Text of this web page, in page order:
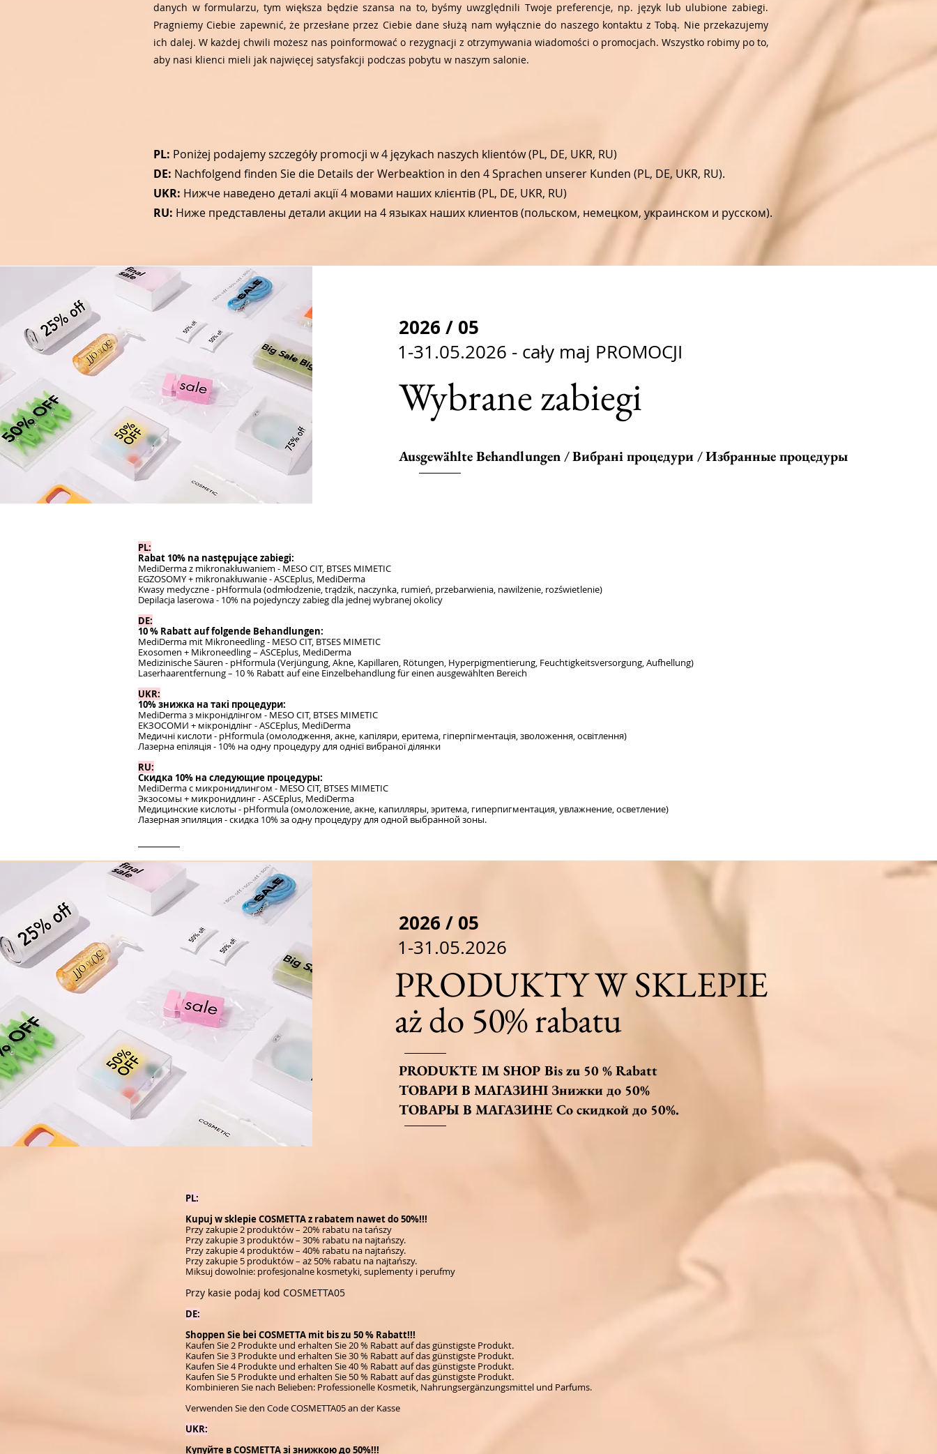
danych w formularzu, tym większa będzie szansa na to, byśmy uwzględnili Twoje preferencje, np. język lub ulubione zabiegi.
Pragniemy Ciebie zapewnić, że przesłane przez Ciebie dane służą nam wyłącznie do naszego kontaktu z Tobą. Nie przekazujemy
ich dalej. W każdej chwili możesz nas poinformować o rezygnacji z otrzymywania wiadomości o promocjach. Wszystko robimy po to,
aby nasi klienci mieli jak najwięcej satysfakcji podczas pobytu w naszym salonie.
PL: Poniżej podajemy szczegóły promocji w 4 językach naszych klientów (PL, DE, UKR, RU)
DE: Nachfolgend finden Sie die Details der Werbeaktion in den 4 Sprachen unserer Kunden (PL, DE, UKR, RU).
UKR: Нижче наведено деталі акції 4 мовами наших клієнтів (PL, DE, UKR, RU)
RU: Ниже представлены ​​детали акции на 4 языках наших клиентов (польском, немецком, украинском и русском).
2026 / 05
1-31.05.2026 - cały maj PROMOCJI
Wybrane zabiegi
Ausgewählte Behandlungen / Вибрані процедури / Избранные процедуры
PL:
Rabat 10% na następujące zabiegi:
MediDerma z mikronakłuwaniem - MESO CIT, BTSES MIMETIC
EGZOSOMY + mikronakłuwanie - ASCEplus, MediDerma
Kwasy medyczne - pHformula (odmłodzenie, trądzik, naczynka, rumień, przebarwienia, nawilżenie, rozświetlenie)
Depilacja laserowa - 10% na pojedynczy zabieg dla jednej wybranej okolicy
DE:
10 % Rabatt auf folgende Behandlungen:
MediDerma mit Mikroneedling - MESO CIT, BTSES MIMETIC
Exosomen + Mikroneedling – ASCEplus, MediDerma
Medizinische Säuren - pHformula (Verjüngung, Akne, Kapillaren, Rötungen, Hyperpigmentierung, Feuchtigkeitsversorgung, Aufhellung)
Laserhaarentfernung – 10 % Rabatt auf eine Einzelbehandlung für einen ausgewählten Bereich
UKR:
10% знижка на такі процедури:
MediDerma з мікронідлінгом - MESO CIT, BTSES MIMETIC
ЕКЗОСОМИ + мікронідлінг - ASCEplus, MediDerma
Медичні кислоти - pHformula (омолодження, акне, капіляри, еритема, гіперпігментація, зволоження, освітлення)
Лазерна епіляція - 10% на одну процедуру для однієї вибраної ділянки
RU:
Скидка 10% на следующие процедуры:
MediDerma с микронидлингом - MESO CIT, BTSES MIMETIC
Экзосомы + микронидлинг - ASCEplus, MediDerma
Медицинские кислоты - pHformula (омоложение, акне, капилляры, эритема, гиперпигментация, увлажнение, осветление)
Лазерная эпиляция - скидка 10% за одну процедуру для одной выбранной зоны.
2026 / 05
1-31.05.2026
PRODUKTY W SKLEPIE
aż do 50% rabatu
PRODUKTE IM SHOP Bis zu 50 % Rabatt
ТОВАРИ В МАГАЗИНІ Знижки до 50%
ТОВАРЫ В МАГАЗИНЕ Со скидкой до 50%.
PL:
Kupuj w sklepie COSMETTA z rabatem nawet do 50%!!!
Przy zakupie 2 produktów – 20% rabatu na tańszy
Przy zakupie 3 produktów – 30% rabatu na najtańszy.
Przy zakupie 4 produktów – 40% rabatu na najtańszy.
Przy zakupie 5 produktów – aż 50% rabatu na najtańszy.
Miksuj dowolnie: profesjonalne kosmetyki, suplementy i perufmy
Przy kasie podaj kod COSMETTA05
DE:
Shoppen Sie bei COSMETTA mit bis zu 50 % Rabatt!!!
Kaufen Sie 2 Produkte und erhalten Sie 20 % Rabatt auf das günstigste Produkt.
Kaufen Sie 3 Produkte und erhalten Sie 30 % Rabatt auf das günstigste Produkt.
Kaufen Sie 4 Produkte und erhalten Sie 40 % Rabatt auf das günstigste Produkt.
Kaufen Sie 5 Produkte und erhalten Sie 50 % Rabatt auf das günstigste Produkt.
Kombinieren Sie nach Belieben: Professionelle Kosmetik, Nahrungsergänzungsmittel und Parfums.
Verwenden Sie den Code COSMETTA05 an der Kasse
UKR:
Купуйте в COSMETTA зі знижкою до 50%!!!